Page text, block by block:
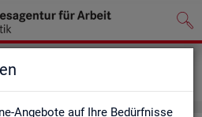
Angebote auf Ihre Bedürfnisse